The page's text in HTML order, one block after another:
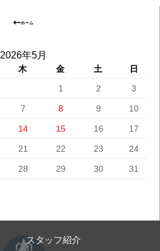
ホーム
2026年5月
木 金 土
日
1
2 3
7 8 9 10
14 15 16 17
21 22 23 24
28 29 30 31
スタッフ紹介